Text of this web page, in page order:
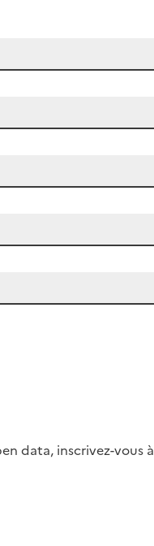
data, inscrivez-